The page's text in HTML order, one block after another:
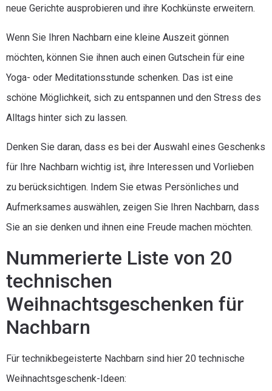
neue Gerichte ausprobieren und ihre Kochkünste erweitern.
Wenn Sie Ihren Nachbarn eine kleine Auszeit gönnen
möchten, können Sie ihnen auch einen Gutschein für eine
Yoga- oder Meditationsstunde schenken. Das ist eine
schöne Möglichkeit, sich zu entspannen und den Stress des
Alltags hinter sich zu lassen.
Denken Sie daran, dass es bei der Auswahl eines Geschenks
für Ihre Nachbarn wichtig ist, ihre Interessen und Vorlieben
zu berücksichtigen. Indem Sie etwas Persönliches und
Aufmerksames auswählen, zeigen Sie Ihren Nachbarn, dass
Sie an sie denken und ihnen eine Freude machen möchten.
Nummerierte Liste von 20
technischen
Weihnachtsgeschenken für
Nachbarn
Für technikbegeisterte Nachbarn sind hier 20 technische
Weihnachtsgeschenk-Ideen: